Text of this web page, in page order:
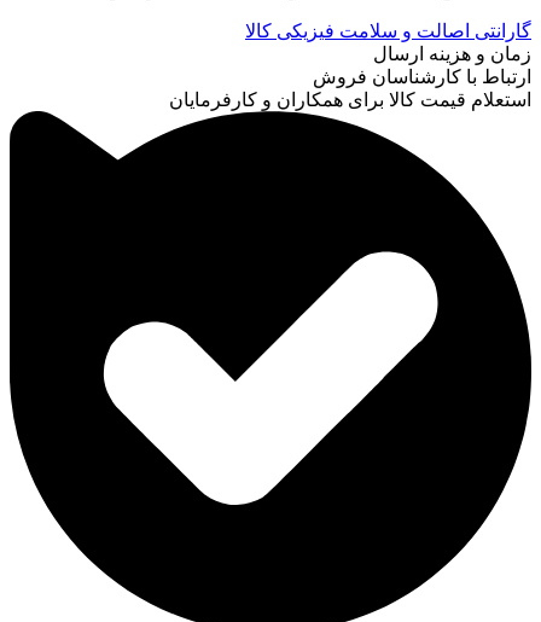
گارانتی اصالت و سلامت فیزیکی کالا
زمان و هزینه ارسال
ارتباط با کارشناسان فروش
استعلام قیمت کالا برای همکاران و کارفرمایان